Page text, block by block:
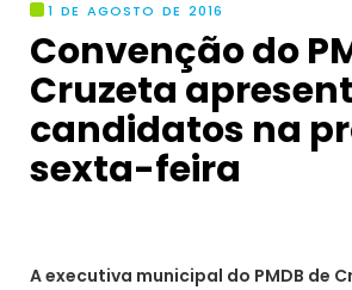
1 DE AGOSTO DE 2016
Convenção do
Cruzeta
candidatos na
sexta-feira
A executiva municipal do PMDB de